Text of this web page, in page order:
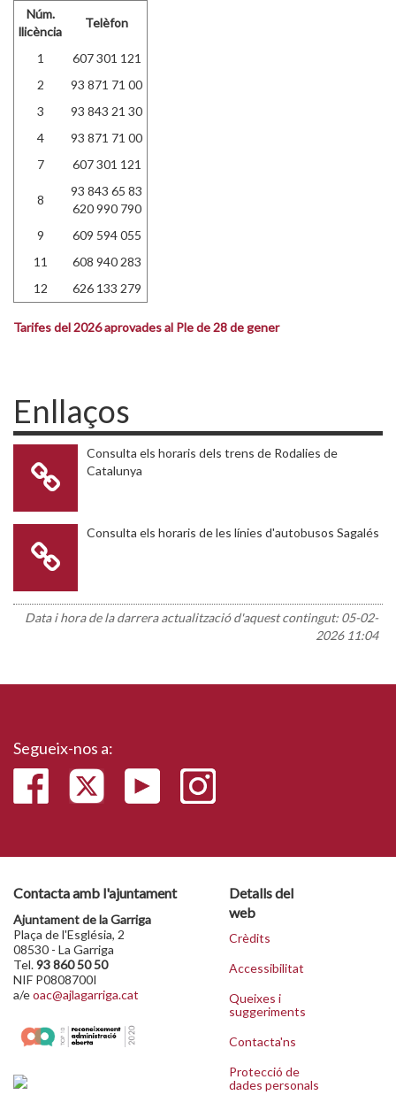
Núm.
llicència
Telèfon
1
607 301 121
2
93 871 71 00
3
93 843 21 30
4
93 871 71 00
7
607 301 121
8
93 843 65 83
620 990 790
9
609 594 055
11
608 940 283
12
626 133 279
Tarifes del 2026 aprovades al Ple de 28 de gener
Enllaços
Consulta els horaris dels trens de Rodalies de
Catalunya
Consulta els horaris de les línies d'autobusos Sagalés
Data i hora de la darrera actualització d'aquest contingut: 05-02-
2026 11:04
Segueix-nos a:
Contacta amb l'ajuntament
Ajuntament de la Garriga
Plaça de l'Església, 2
08530 - La Garriga
Tel.93 860 50 50
NIF P0808700I
a/eoac@ajlagarriga.cat
Detalls del
web
Crèdits
Accessibilitat
Queixes i
suggeriments
Contacta'ns
Protecció de
dades personals